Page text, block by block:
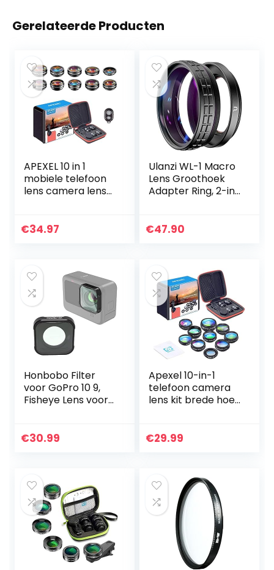
Gerelateerde Producten
APEXEL 10 in 1
mobiele telefoon
lens camera lens
telelens + fisheye
€34.97
Ulanzi WL-1 Macro
Lens Groothoek
Adapter Ring, 2-in-
Camera
€47.90
Honbobo Filter
voor GoPro 10 9,
Fisheye Lens voor
9, Lens Filter
€30.99
Apexel 10-in-1
telefoon camera
lens kit brede hoek
telephoto lens,
€29.99